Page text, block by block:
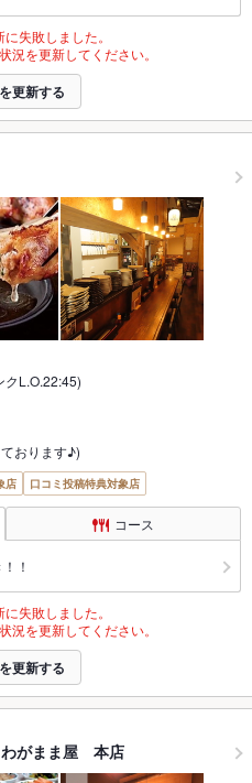
失敗しました。
況を更新してください。
更新する
クL.O.22:45)
おります♪)
店 口コミ投稿特典対象店
コース
！
失敗しました。
況を更新してください。
更新する
がまま屋 本店